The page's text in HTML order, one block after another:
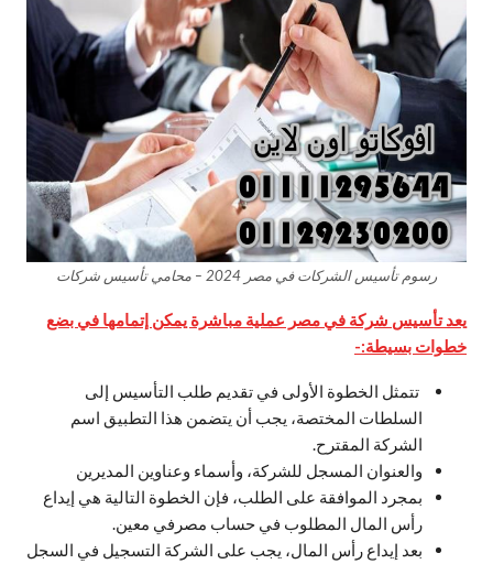
رسوم تأسيس الشركات في مصر 2024 – محامي تأسيس شركات
يعد تأسيس شركة في مصر عملية مباشرة يمكن إتمامها في بضع
خطوات بسيطة:-
تتمثل الخطوة الأولى في تقديم طلب التأسيس إلى
السلطات المختصة، يجب أن يتضمن هذا التطبيق اسم
الشركة المقترح.
والعنوان المسجل للشركة، وأسماء وعناوين المديرين
بمجرد الموافقة على الطلب، فإن الخطوة التالية هي إيداع
رأس المال المطلوب في حساب مصرفي معين.
بعد إيداع رأس المال، يجب على الشركة التسجيل في السجل